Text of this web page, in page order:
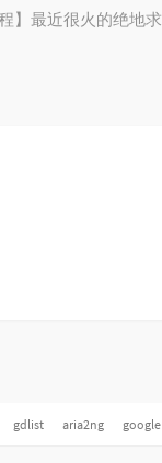
】最近很火的绝地
gdlist aria2ng